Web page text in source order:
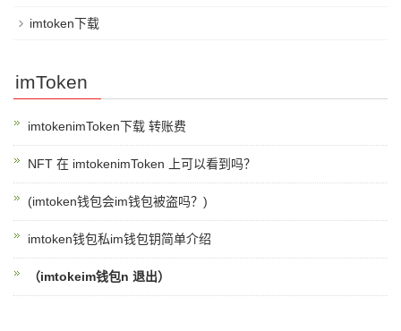
imtoken下载
imToken
imtokenimToken下载 转账费
NFT 在 imtokenimToken 上可以看到吗？
(imtoken钱包会im钱包被盗吗？)
imtoken钱包私im钱包钥简单介绍
（imtokeim钱包n 退出）